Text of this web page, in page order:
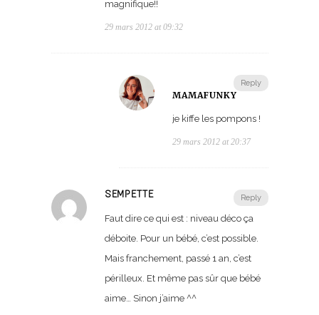
magnifique!!
29 mars 2012 at 09:32
Reply
MAMAFUNKY
je kiffe les pompons !
29 mars 2012 at 20:37
Reply
SEMPETTE
Faut dire ce qui est : niveau déco ça
déboite. Pour un bébé, c’est possible.
Mais franchement, passé 1 an, c’est
périlleux. Et même pas sûr que bébé
aime… Sinon j’aime ^^